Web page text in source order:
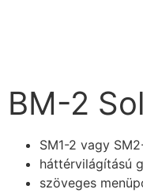
BM-2
SM1-2 vagy
háttérvilágítású
szöveges